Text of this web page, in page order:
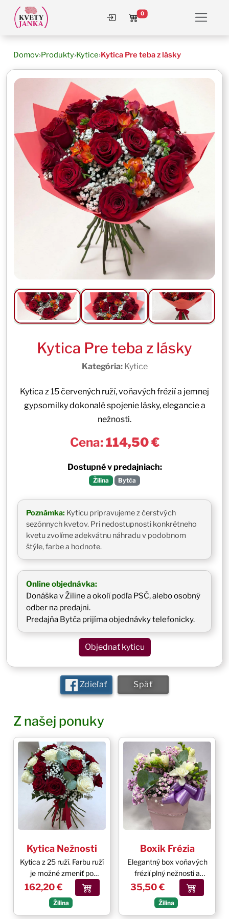
Prihlásiť sa
Košík
0
Domov›Produkty›Kytice›Kytica Pre teba z lásky
Kytica Pre teba z lásky
Kategória:Kytice
Kytica z 15 červených ruží, voňavých frézií a jemnej
gypsomilky dokonalé spojenie lásky, elegancie a
nežnosti.
Cena: 114,50 €
Dostupné v predajniach:
Žilina Bytča
Poznámka: Kyticu pripravujeme z čerstvých
sezónnych kvetov. Pri nedostupnosti konkrétneho
kvetu zvolíme adekvátnu náhradu v podobnom
štýle, farbe a hodnote.
Online objednávka:
Donáška v Žiline a okolí podľa PSČ, alebo osobný
odber na predajni.
Predajňa Bytča prijíma objednávky telefonicky.
Objednať kyticu
Zdieľať Späť
Z našej ponuky
Kytica Nežnosti
Kytica z 25 ruží. Farbu ruží
je možné zmeniť po
telefonickej dohode.
Objednávku prosíme
uskutočniť aspoň 1 deň
162,20 € – Kytica Nežnosti
Žilina
Boxik Frézia
Elegantný box voňavých
frézií plný nežnosti a
radosti.
35,50 €
Žilina